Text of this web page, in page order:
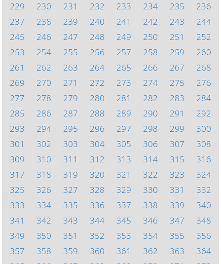
229
230 231 232 233 234 235
236
237
238 239 240 241 242 243
244
245
246 247 248 249 250 251
252
253
254 255 256 257 258 259
260
261
262 263 264 265 266 267
268
269
270 271 272 273 274 275
276
277
278 279 280 281 282 283
284
285
286 287 288 289 290 291
292
293
294 295 296 297 298 299
300
301
302 303 304 305 306 307
308
309
310 311 312 313 314 315
316
317
318 319 320 321 322 323
324
325
326 327 328 329 330 331
332
333
334 335 336 337 338 339
340
341
342 343 344 345 346 347
348
349
350 351 352 353 354 355
356
357
358 359 360 361 362 363
364